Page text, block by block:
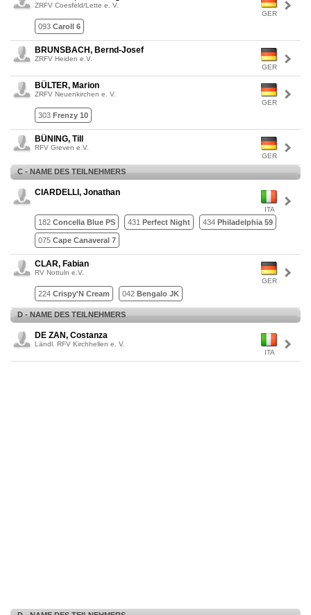
GER
ZRFV Coesfeld/Lette e. V.
093 Caroll 6
GER
BRUNSBACH, Bernd-Josef
ZRFV Heiden e.V.
GER
BÜLTER, Marion
ZRFV Neuenkirchen e. V.
303 Frenzy 10
GER
BÜNING, Till
RFV Greven e.V.
C - NAME DES TEILNEHMERS
ITA
CIARDELLI, Jonathan
182 Concella Blue PS 431 Perfect Night 434 Philadelphia 59
075 Cape Canaveral 7
GER
CLAR, Fabian
RV Nottuln e.V.
224 Crispy'N Cream 042 Bengalo JK
D - NAME DES TEILNEHMERS
ITA
DE ZAN, Costanza
Ländl. RFV Kirchhellen e. V.